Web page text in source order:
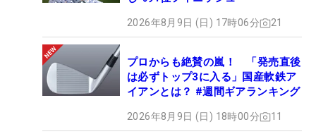
2026年8月9日 (日) 17時06分 21
プロからも絶賛の嵐！ 「発売直後
は必ずトップ3に入る」国産軟鉄ア
イアンとは？ #週間ギアランキング
2026年8月9日 (日) 18時00分 11